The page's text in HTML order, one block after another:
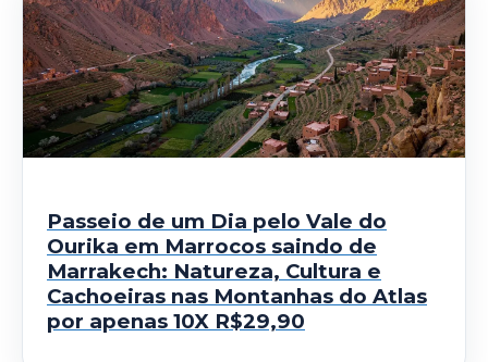
Passeio de um Dia pelo Vale do
Ourika em Marrocos saindo de
Marrakech: Natureza, Cultura e
Cachoeiras nas Montanhas do Atlas
por apenas 10X R$29,90